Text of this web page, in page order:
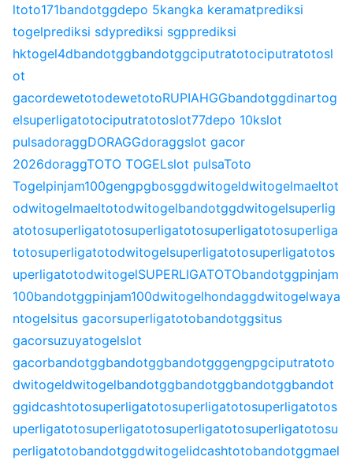
ltoto171bandotggdepo 5kangka keramatprediksi
togelprediksi sdyprediksi sgpprediksi
hktogel4dbandotggbandotggciputratotociputratotosl
ot
gacordewetotodewetotoRUPIAHGGbandotggdinartog
elsuperligatotociputratotoslot77depo 10kslot
pulsadoraggDORAGGdoraggslot gacor
2026doraggTOTO TOGELslot pulsaToto
Togelpinjam100gengpgbosggdwitogeldwitogelmaeltot
odwitogelmaeltotodwitogelbandotggdwitogelsuperlig
atotosuperligatotosuperligatotosuperligatotosuperliga
totosuperligatotodwitogelsuperligatotosuperligatotos
uperligatotodwitogelSUPERLIGATOTObandotggpinjam
100bandotggpinjam100dwitogelhondaggdwitogelwaya
ntogelsitus gacorsuperligatotobandotggsitus
gacorsuzuyatogelslot
gacorbandotggbandotggbandotgggengpgciputratoto
dwitogeldwitogelbandotggbandotggbandotggbandot
ggidcashtotosuperligatotosuperligatotosuperligatotos
uperligatotosuperligatotosuperligatotosuperligatotosu
perligatotobandotggdwitogelidcashtotobandotggmael